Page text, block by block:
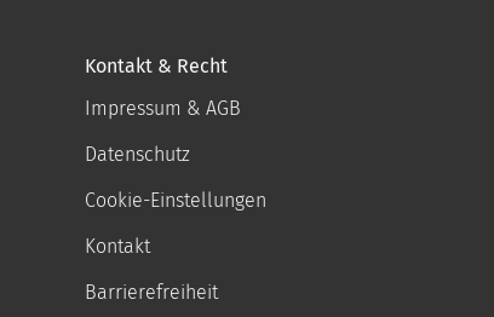
Kontakt & Recht
Impressum & AGB
Datenschutz
Cookie-Einstellungen
Kontakt
Barrierefreiheit